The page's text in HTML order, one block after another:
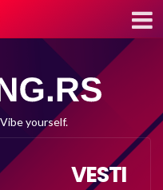
yourself.
VESTI